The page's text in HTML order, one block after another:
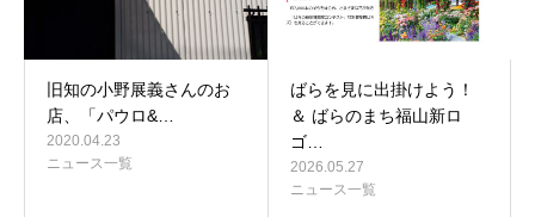
旧知の小野展義さんのお
店、「パウロ&…
2020.04.23
ニュース一覧
ばらを見に出掛けよう！
＆ ばらのまち福山新ロ
ゴ…
2026.05.27
ニュース一覧